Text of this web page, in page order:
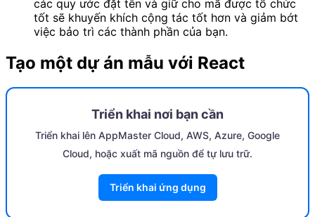
các quy ước đặt tên và giữ cho mã được tổ chức
tốt sẽ khuyến khích cộng tác tốt hơn và giảm bớt
việc bảo trì các thành phần của bạn.
Tạo một dự án mẫu với React
Triển khai nơi bạn cần
Triển khai lên AppMaster Cloud, AWS, Azure, Google
Cloud, hoặc xuất mã nguồn để tự lưu trữ.
Triển khai ứng dụng